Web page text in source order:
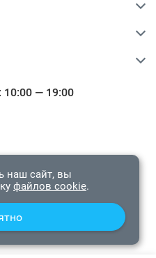
10:00 — 19:00
Все права защищены.
наш сайт, вы
файлов cookie.